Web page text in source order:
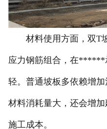
材料使用方面，双T
应力钢筋组合，在******
轻。普通坡板多依赖增
材料消耗量大，还会增
施工成本。